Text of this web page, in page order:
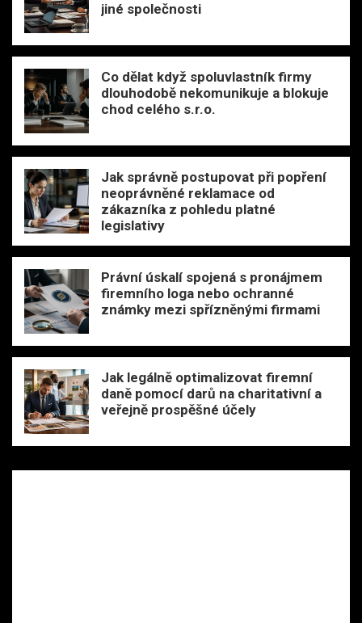
jiné společnosti
Co dělat když spoluvlastník firmy
dlouhodobě nekomunikuje a blokuje
chod celého s.r.o.
Jak správně postupovat při popření
neoprávněné reklamace od
zákazníka z pohledu platné
legislativy
Právní úskalí spojená s pronájmem
firemního loga nebo ochranné
známky mezi spřízněnými firmami
Jak legálně optimalizovat firemní
daně pomocí darů na charitativní a
veřejně prospěšné účely